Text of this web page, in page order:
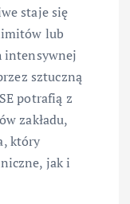
staje się
lub
intensywnej
sztuczną
potrafią z
zakładu,
który
jak i